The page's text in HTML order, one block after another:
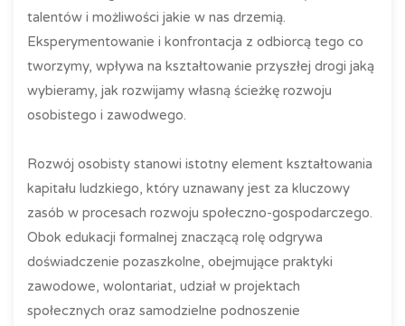
talentów i możliwości jakie w nas drzemią.
Eksperymentowanie i konfrontacja z odbiorcą tego co
tworzymy, wpływa na kształtowanie przyszłej drogi jaką
wybieramy, jak rozwijamy własną ścieżkę rozwoju
osobistego i zawodwego.
Rozwój osobisty stanowi istotny element kształtowania
kapitału ludzkiego, który uznawany jest za kluczowy
zasób w procesach rozwoju społeczno-gospodarczego.
Obok edukacji formalnej znaczącą rolę odgrywa
doświadczenie pozaszkolne, obejmujące praktyki
zawodowe, wolontariat, udział w projektach
społecznych oraz samodzielne podnoszenie